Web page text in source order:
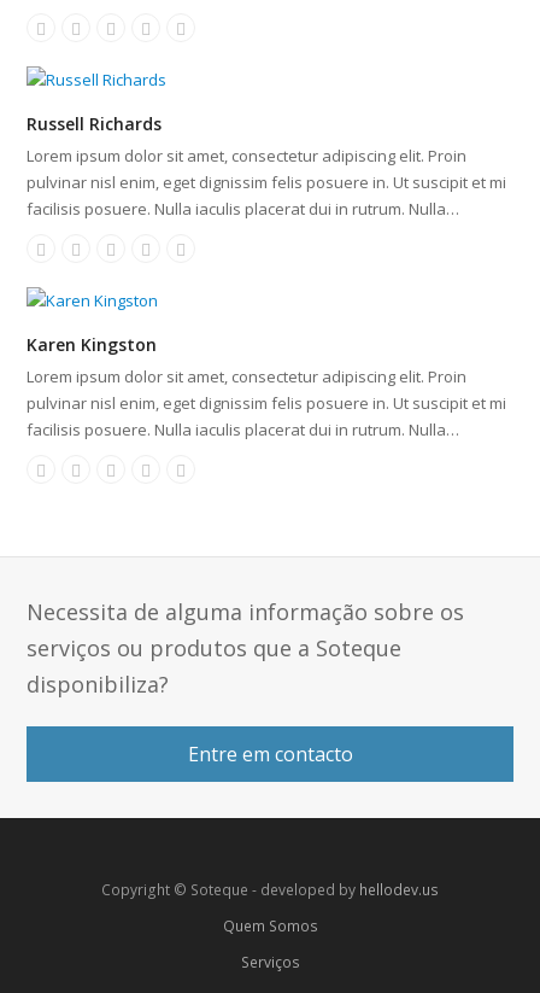
Russell Richards
Lorem ipsum dolor sit amet, consectetur adipiscing elit. Proin
pulvinar nisl enim, eget dignissim felis posuere in. Ut suscipit et mi
facilisis posuere. Nulla iaculis placerat dui in rutrum. Nulla…
Karen Kingston
Lorem ipsum dolor sit amet, consectetur adipiscing elit. Proin
pulvinar nisl enim, eget dignissim felis posuere in. Ut suscipit et mi
facilisis posuere. Nulla iaculis placerat dui in rutrum. Nulla…
Necessita de alguma informação sobre os
serviços ou produtos que a Soteque
disponibiliza?
Entre em contacto
Copyright © Soteque - developed by hellodev.us
Quem Somos
Serviços